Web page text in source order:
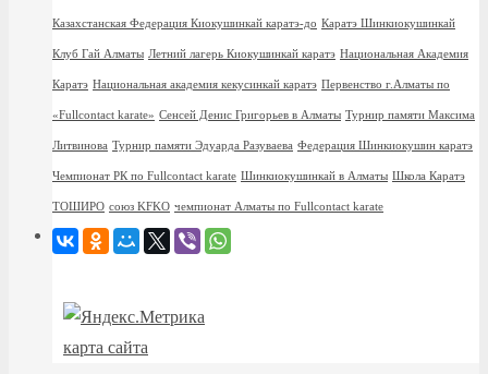
Казахстанская Федерация Киокушинкай каратэ-до Каратэ Шинкиокушинкай
Клуб Гай Алматы Летний лагерь Киокушинкай каратэ Национальная Академия
Каратэ Национальная академия кекусинкай каратэ Первенство г.Алматы по
«Fullcontact karate» Сенсей Денис Григорьев в Алматы Турнир памяти Максима
Литвинова Турнир памяти Эдуарда Разуваева Федерация Шинкиокушин каратэ
Чемпионат РК по Fullcontact karate Шинкиокушинкай в Алматы Школа Каратэ
ТОШИРО союз KFKO чемпионат Алматы по Fullcontact karate
карта сайта